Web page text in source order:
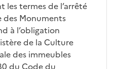
termes de l’arrêté
Monuments
à l’obligation
de la Culture
des immeubles
du Code du